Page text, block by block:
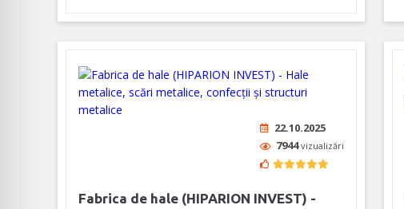
22.10.2025
7944vizualizări
Fabrica de hale (HIPARION INVEST) -